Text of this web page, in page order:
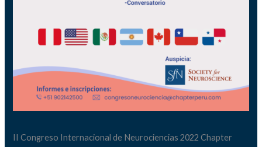
II Congreso Internacional de Neurociencias 2022 Chapter